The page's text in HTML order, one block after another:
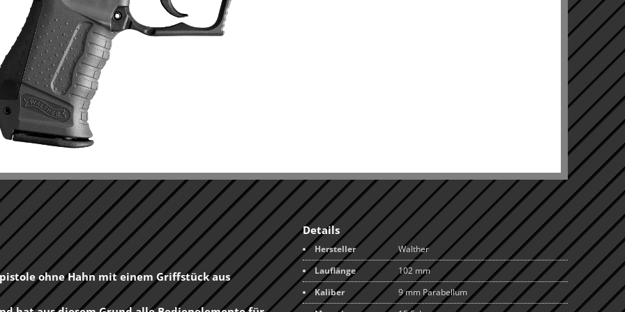
ohne Hahn mit einem Griffstück aus
Details
Hersteller
Walther
Lauflänge
102 mm
Kaliber
9 mm Parabellum